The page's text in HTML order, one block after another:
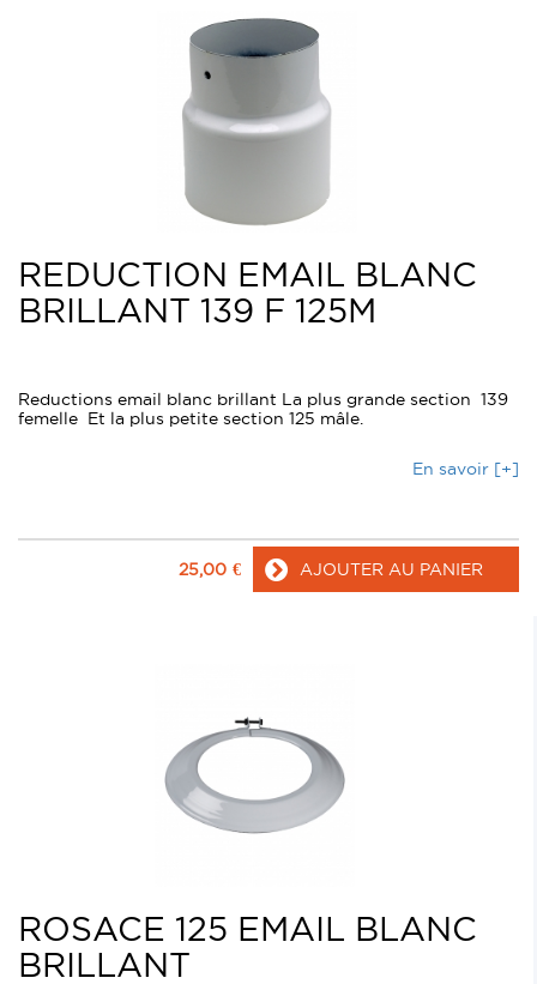
REDUCTION EMAIL BLANC
BRILLANT 139 F 125M
Reductions email blanc brillant La plus grande section 139
femelle Et la plus petite section 125 mâle.
En savoir [+]
25,00 € AJOUTER AU PANIER
ROSACE 125 EMAIL BLANC
BRILLANT